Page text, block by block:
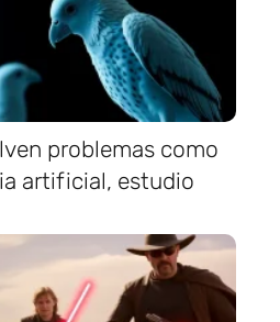
problemas como
artificial, estudio